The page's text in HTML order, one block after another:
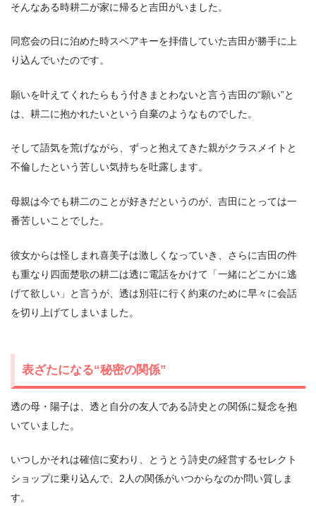
そんなある時耕二が家に帰ると吉田がいました。
同窓会の日に泊めた時スペアキーを拝借していた吉田が勝手に上
り込んでいたのです。
願いを叶えてくれたらもう付きまとわないと言う吉田の“願い”と
は、耕二に抱かれたいという自棄のようなものでした。
そして語気を荒げながら、ずっと抱えてきた親がクラスメイトと
不倫したという苦しい気持ちを吐露します。
母親は今でも耕二のことが好きだというのが、吉田にとっては一
番苦しいことでした。
彼女からは怪しまれ喜美子は激しくなっていき、さらに吉田の件
も重なり四面楚歌の耕二は透に電話をかけて「一緒にどこかに逃
げて欲しい」と言うが、透は別荘に行く約束のために早々に会話
を切り上げてしまいました。
表ざたになる“秘密の関係”
透の母・陽子は、透と自分の友人である詩史との関係に疑念を抱
いていました。
いつしかそれは確信に変わり、とうとう詩史の経営するセレクト
ショップに乗り込んで、2人の関係がいつからなのか問い質しま
す。